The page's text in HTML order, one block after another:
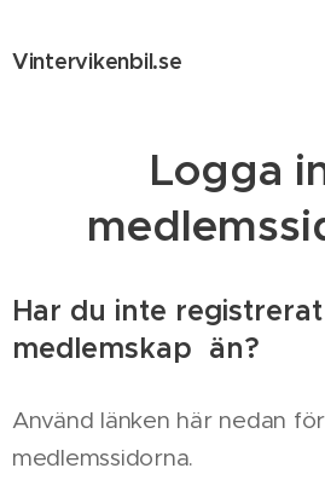
Vintervikenbil.se
Logga
Har du inte
medlemskap än?
Använd länken här nedan
medlemssidorna.